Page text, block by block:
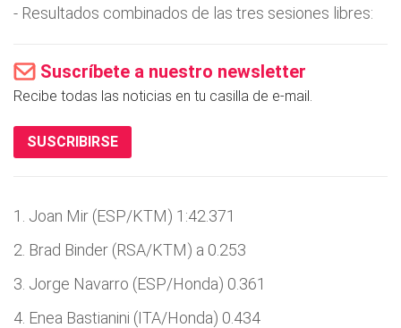
- Resultados combinados de las tres sesiones libres:
Suscríbete a nuestro newsletter
Recibe todas las noticias en tu casilla de e-mail.
SUSCRIBIRSE
1. Joan Mir (ESP/KTM) 1:42.371
2. Brad Binder (RSA/KTM) a 0.253
3. Jorge Navarro (ESP/Honda) 0.361
4. Enea Bastianini (ITA/Honda) 0.434